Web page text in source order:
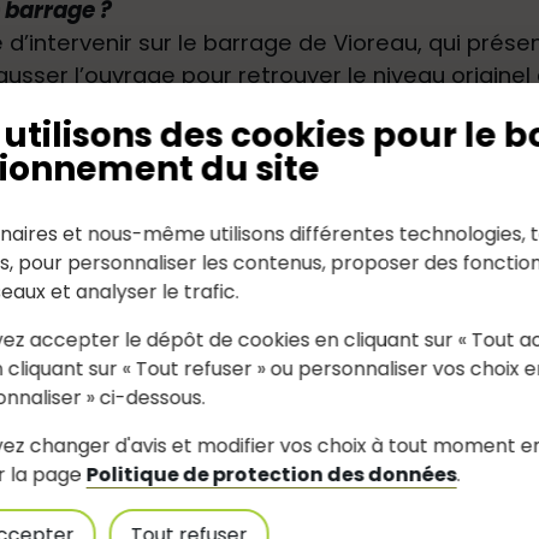
des cookies pour le
du site
et nous-même utilisons différentes technologies,
pour personnaliser les contenus, proposer des
et analyser le trafic.
accepter le dépôt de cookies en cliquant sur « Tout
sur « Tout refuser » ou personnaliser vos choix
» ci-dessous.
changer d'avis et modifier vos choix à tout moment
la page Politique de protection des données.
?
sur le barrage de Vioreau, qui
l’ouvrage pour retrouver le niveau
autant que possible, aux potentiels
garantir l’exercice des usages
a été nécessaire pour moderniser le barrage.
Il mesure 13,70m de haut depuis les
superficie totale de 181 hectares.